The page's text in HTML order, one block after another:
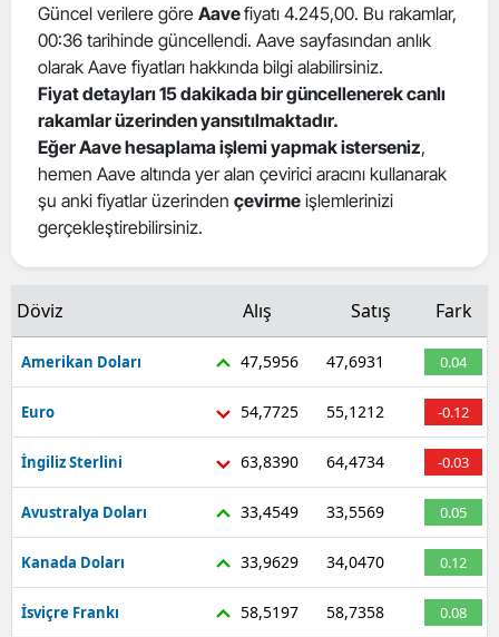
Erzincan
Erzurum
Gaziantep
Giresun
Hakkari
Isparta
Mersin
İstanbul
Kars
Kastamonu
Güncel verilere göre Aavefiyatı 4.245,00. Bu rakamlar,
00:36 tarihinde güncellendi. Aave sayfasından anlık
olarak Aave fiyatları hakkında bilgi alabilirsiniz.
Fiyat detayları 15 dakikada bir güncellenerek canlı
rakamlar üzerinden yansıtılmaktadır.
Eğer Aave hesaplama işlemi yapmak isterseniz,
hemen Aave altında yer alan çevirici aracını kullanarak
şu anki fiyatlar üzerinden çevirme işlemlerinizi
gerçekleştirebilirsiniz.
Döviz Alış Satış Fark
Amerikan Doları 47,5956 47,6931 0.04
Euro 54,7725 55,1212 -0.12
İngiliz Sterlini 63,8390 64,4734 -0.03
Avustralya Doları 33,4549 33,5569 0.05
Kanada Doları 33,9629 34,0470 0.12
İsviçre Frankı 58,5197 58,7358 0.08